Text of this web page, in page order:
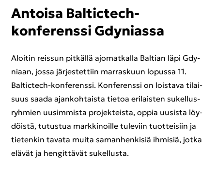
An­toi­sa Baltictech-​
konferenssi Gdy­nias­sa
Aloi­tin reis­sun pit­käl­lä ajo­mat­kal­la Bal­tian läpi Gdy­
ni­aan, jossa jär­jes­tet­tiin mar­ras­kuun lo­pus­sa 11.
Baltictech-​konferenssi. Kon­fe­rens­si on lois­ta­va ti­lai­
suus saada ajan­koh­tais­ta tie­toa eri­lais­ten su­kel­lus­
ryh­mien uusim­mis­ta pro­jek­teis­ta, oppia uusis­ta löy­
döis­tä, tu­tus­tua mark­ki­noil­le tu­le­viin tuot­tei­siin ja
tie­ten­kin ta­va­ta muita sa­man­hen­ki­siä ih­mi­siä, jotka
elä­vät ja hen­git­tä­vät su­kel­lus­ta.